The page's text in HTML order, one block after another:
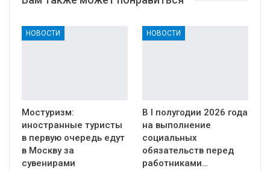
НОВОСТИ
Мостуризм:
иностранные туристы
в первую очередь едут
в Москву за
сувенирами
НОВОСТИ
В I полугодии 2026 года
на выполнение
социальных
обязательств перед
работниками…